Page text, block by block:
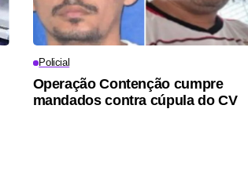
Policial
Operação Contenção cumpre
mandados contra cúpula do CV